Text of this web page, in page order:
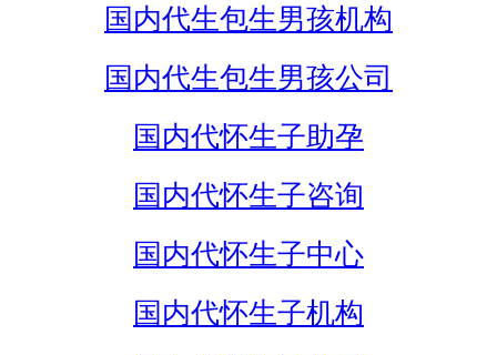
国内代生包生男孩机构
国内代生包生男孩公司
国内代怀生子助孕
国内代怀生子咨询
国内代怀生子中心
国内代怀生子机构